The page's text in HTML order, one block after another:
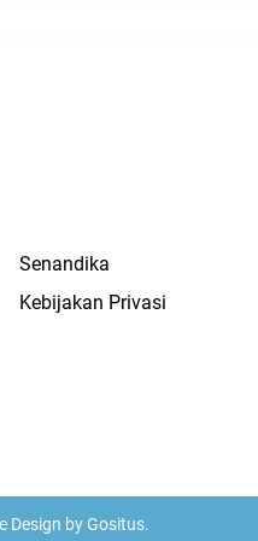
Senandika
Kebijakan Privasi
Design byGositus.